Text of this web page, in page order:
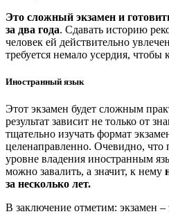
Это сложный экзамен и
за два года. Сдавать историю
человек ей действительно
требуется немало усердия, чтобы
Иностранный язык
Этот экзамен будет сложным
результат зависит не только от
тщательно изучать формат
целенаправленно. Очевидно, что
уровне владения иностранным
можно завалить, а значит, к нему
за несколько лет.
В заключение отметим: экзамен –